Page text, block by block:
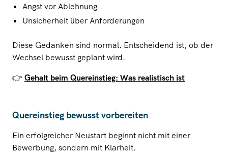
Angst vor Ablehnung
Unsicherheit über Anforderungen
Diese Gedanken sind normal. Entscheidend ist, ob der
Wechsel bewusst geplant wird.
👉 Gehalt beim Quereinstieg: Was realistisch ist
Quereinstieg bewusst vorbereiten
Ein erfolgreicher Neustart beginnt nicht mit einer
Bewerbung, sondern mit Klarheit.